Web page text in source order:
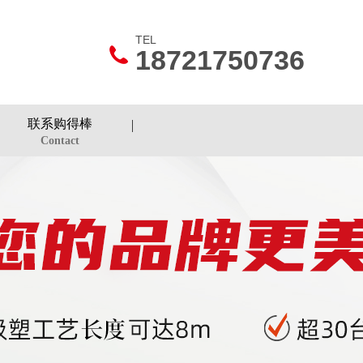
TEL
18721750736
联系购得棒
Contact